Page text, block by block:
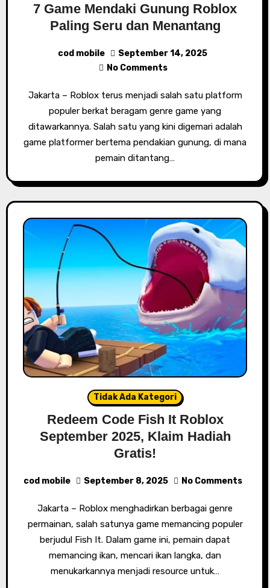
7 Game Mendaki Gunung Roblox
Paling Seru dan Menantang
cod mobile
September 14, 2025
No Comments
Jakarta – Roblox terus menjadi salah satu platform
populer berkat beragam genre game yang
ditawarkannya. Salah satu yang kini digemari adalah
game platformer bertema pendakian gunung, di mana
pemain ditantang…
Tidak Ada Kategori
Redeem Code Fish It Roblox
September 2025, Klaim Hadiah
Gratis!
cod mobile September 8, 2025 No Comments
Jakarta – Roblox menghadirkan berbagai genre
permainan, salah satunya game memancing populer
berjudul Fish It. Dalam game ini, pemain dapat
memancing ikan, mencari ikan langka, dan
menukarkannya menjadi resource untuk…